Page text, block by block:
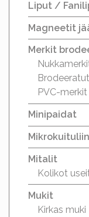
Liput /
Magneetit
Merkit
PVC-merkit
Minipaidat
Mitalit
Kolikot
Mukit
Kirkas muki